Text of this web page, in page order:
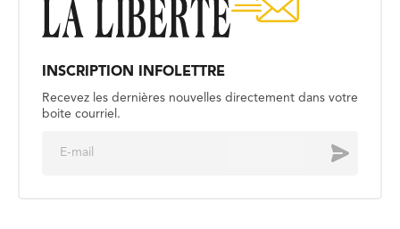
INSCRIPTION INFOLETTRE
Recevez les dernières nouvelles directement dans votre
boite courriel.
Envoyer